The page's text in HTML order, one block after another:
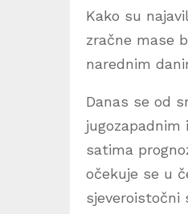
Kako su
zračne mase
narednim
Danas se od
satima
očekuje se u
sjeveroistočni